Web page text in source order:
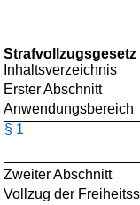
Strafvollzugsgesetz
Inhaltsverzeichnis
Erster Abschnitt
Anwendungsbereich
§ 1
Zweiter Abschnitt
Vollzug der